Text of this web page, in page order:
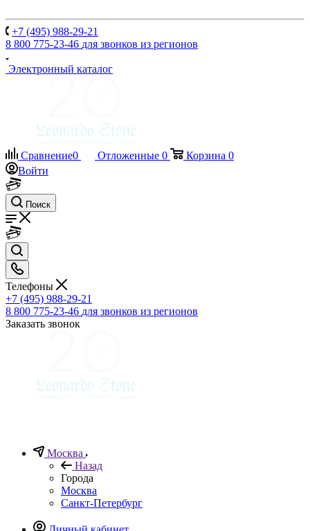
+7 (495) 988-29-21
8 800 775-23-46 для звонков из регионов
Электронный каталог
Сравнение0 Отложенные 0 Корзина 0
Войти
Поиск
Телефоны
+7 (495) 988-29-21
8 800 775-23-46 для звонков из регионов
Заказать звонок
Москва
Назад
Города
Москва
Санкт-Петербург